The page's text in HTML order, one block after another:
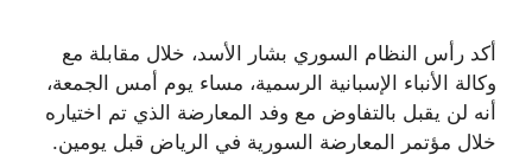
أكد رأس النظام السوري بشار الأسد، خلال مقابلة مع
وكالة الأنباء الإسبانية الرسمية، مساء يوم أمس الجمعة،
أنه لن يقبل بالتفاوض مع وفد المعارضة الذي تم اختياره
خلال مؤتمر المعارضة السورية في الرياض قبل يومين.